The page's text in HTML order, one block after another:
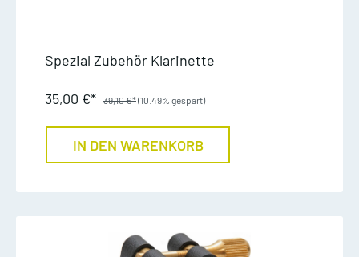
Spezial Zubehör Klarinette
35,00 €* 39,10 €*(10.49% gespart)
IN DEN WARENKORB